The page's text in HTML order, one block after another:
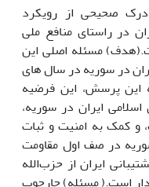
صحیحی از رویکرد
در راستای منافع ملی
مسئله اصلی این
در سوریه در سال های
به این پرسش، این فرضیه
ایران در سوریه،
و کمک به امنیت و ثبات
در صف اول مقاومت
ایران از حزب‌الله
است.( مسئله) چارچوب